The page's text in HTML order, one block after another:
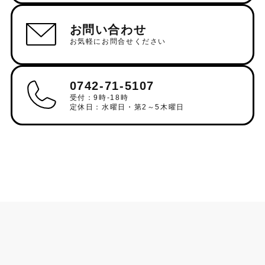
お問い合わせ
お気軽にお問合せください
0742-71-5107
受付：9時-18時
定休日：水曜日・第2～5木曜日